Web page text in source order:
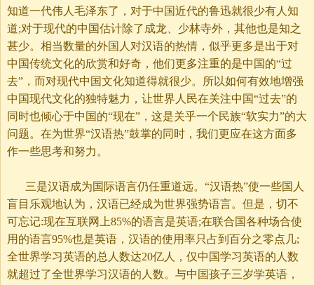
知道一代伟人毛泽东了，对于中国近代的鲁迅就很少有人知
道;对于现代的中国估计除了成龙、少林寺外，其他也是知之
甚少。相当数量的外国人对汉语的热情，似乎更多是出于对
中国传统文化的欣赏和好奇，他们更多注重的是中国的“过
去”，而对现代中国文化知道得就很少。所以如何有效地增强
中国现代文化的独特魅力，让世界人民在关注中国“过去”的
同时也倾心于中国的“现在”，这是关乎一个民族“软实力”的大
问题。在为世界“汉语热”鼓掌的同时，我们更应在这方面多
作一些思考和努力。
三是汉语成为国际语言仍任重道远。“汉语热”使一些国人
盲目乐观地认为，汉语已经成为世界强势语言。但是，切不
可忘记:现在互联网上85%的语言是英语;在联合国各种场合使
用的语言95%也是英语，汉语的使用率只占到百分之零点几;
全世界学习英语的总人数达20亿人，仅中国学习英语的人数
就超过了全世界学习汉语的人数。与中国孩子三岁学英语，